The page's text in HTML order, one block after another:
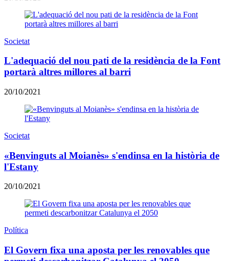
Societat
L'adequació del nou pati de la residència de la Font
portarà altres millores al barri
20/10/2021
Societat
«Benvinguts al Moianès» s'endinsa en la història de
l'Estany
20/10/2021
Política
El Govern fixa una aposta per les renovables que